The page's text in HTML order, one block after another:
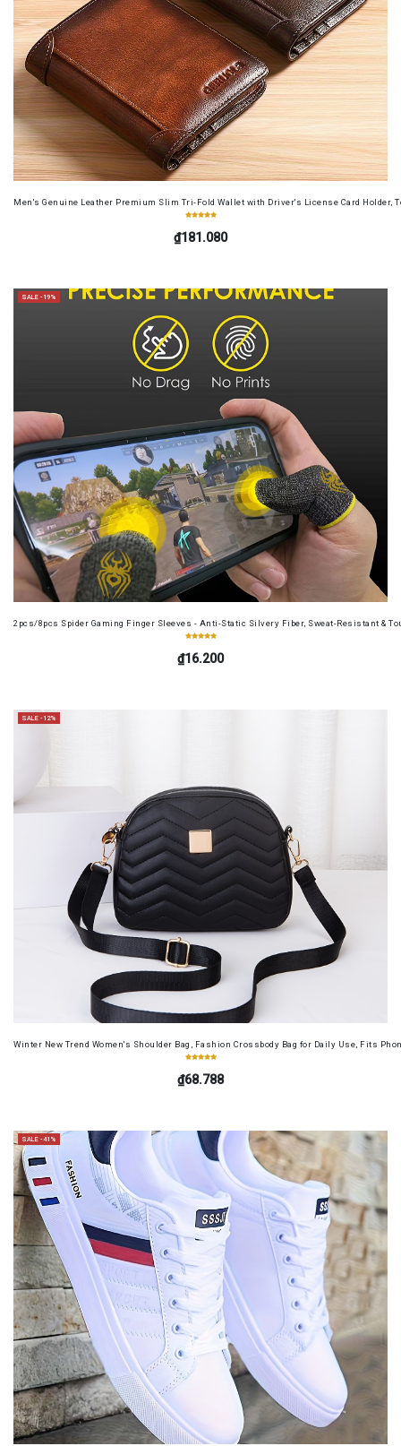
Men's Genuine Leather Premium Slim Tri-Fold Wallet with Driver's License Card Holder,
₫181.080
SALE -19%
2pcs/8pcs Spider Gaming Finger Sleeves - Anti-Static Silvery Fiber, Sweat-Resistant &
₫16.200
SALE -12%
Winter New Trend Women's Shoulder Bag, Fashion Crossbody Bag for Daily Use, Fits
₫68.788
SALE -41%